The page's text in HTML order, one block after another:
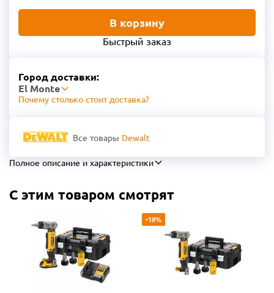
В корзину
Быстрый заказ
Город доставки:
El Monte
Почему столько стоит доставка?
Все товары Dewalt
Полное описание и характеристики
С этим товаром смотрят
-18%